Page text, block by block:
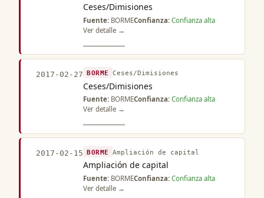
Ceses/Dimisiones
Fuente: BORMEConfianza: Confianza alta
Ver detalle →
2017-02-27 BORME Ceses/Dimisiones
Ceses/Dimisiones
Fuente: BORMEConfianza: Confianza alta
Ver detalle →
2017-02-15 BORME Ampliación de capital
Ampliación de capital
Fuente: BORMEConfianza: Confianza alta
Ver detalle →